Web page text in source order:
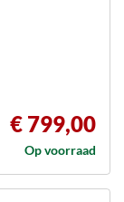
€ 799,00
Op voorraad